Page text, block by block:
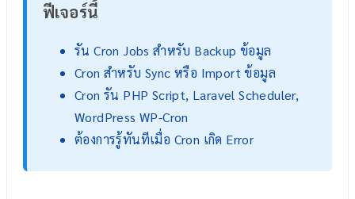
ฟีเจอร์นี้
รัน Cron Jobs สำหรับ Backup ข้อมูล
Cron สำหรับ Sync หรือ Import ข้อมูล
Cron รัน PHP Script, Laravel Scheduler,
WordPress WP-Cron
ต้องการรู้ทันทีเมื่อ Cron เกิด Error